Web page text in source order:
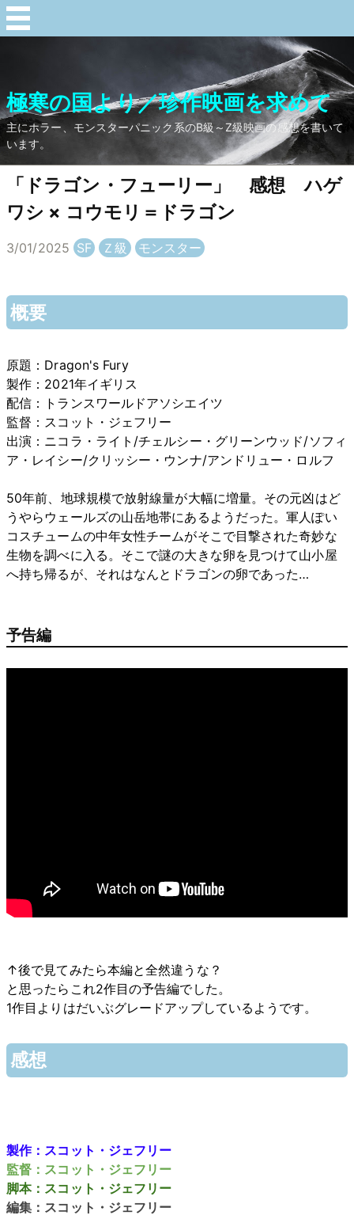
極寒の国より／珍作映画を求めて
主にホラー、モンスターパニック系のB級～Z級映画の感想を書いて
います。
「ドラゴン・フューリー」 感想 ハゲ
ワシ × コウモリ＝ドラゴン
3/01/2025 SF Ｚ級 モンスター
概要
原題：Dragon's Fury
製作：2021年イギリス
配信：トランスワールドアソシエイツ
監督：スコット・ジェフリー
出演：ニコラ・ライト/チェルシー・グリーンウッド/ソフィ
ア・レイシー/クリッシー・ウンナ/アンドリュー・ロルフ
50年前、地球規模で放射線量が大幅に増量。その元凶はど
うやらウェールズの山岳地帯にあるようだった。軍人ぽい
コスチュームの中年女性チームがそこで目撃された奇妙な
生物を調べに入る。そこで謎の大きな卵を見つけて山小屋
へ持ち帰るが、それはなんとドラゴンの卵であった…
予告編
↑後で見てみたら本編と全然違うな？
と思ったらこれ2作目の予告編でした。
1作目よりはだいぶグレードアップしているようです。
感想
製作：スコット・ジェフリー
監督：スコット・ジェフリー
脚本：スコット・ジェフリー
編集：スコット・ジェフリー